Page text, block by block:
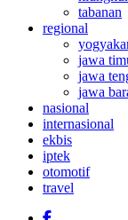
tabanan
regional
jawa
jawa
jawa
nasional
internasional
ekbis
iptek
otomotif
travel